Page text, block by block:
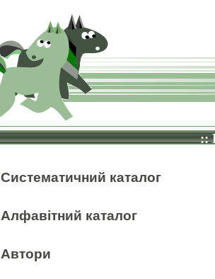
::
Систематичний каталог
Алфавітний каталог
Автори